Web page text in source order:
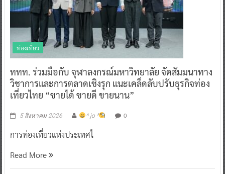
ท่องเที่ยว
ททท. ร่วมมือกับ จุฬาลงกรณ์มหาวิทยาลัย จัดสัมมนาทาง
วิชาการและการตลาดเชิงรุก แนะเคล็ดลับปรับธุรกิจท่อง
เที่ยวไทย “ขายได้ ขายดี ขายนาน”
5 สิงหาคม 2026 ^ jo ^ 0
การท่องเที่ยวแห่งประเทศไ
Read More